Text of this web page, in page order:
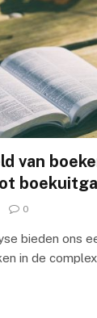
van
0
bieden ons
in de